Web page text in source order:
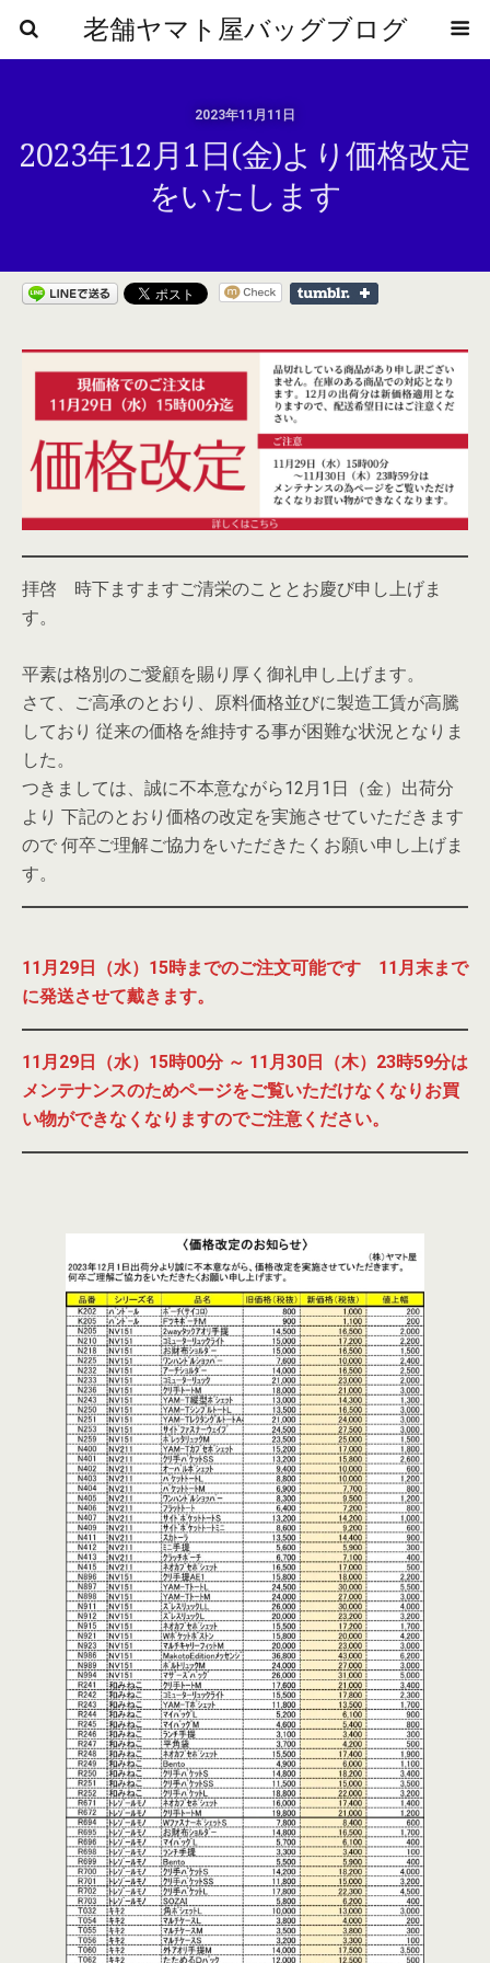
老舗ヤマト屋バッグブログ
2023年11月11日
2023年12月1日(金)より価格改定
をいたします
拝啓 時下ますますご清栄のこととお慶び申し上げま
す。
平素は格別のご愛顧を賜り厚く御礼申し上げます。
さて、ご高承のとおり、原料価格並びに製造工賃が高騰
しており 従来の価格を維持する事が困難な状況となりま
した。
つきましては、誠に不本意ながら12月1日（金）出荷分
より 下記のとおり価格の改定を実施させていただきます
ので 何卒ご理解ご協力をいただきたくお願い申し上げま
す。
11月29日（水）15時までのご注文可能です 11月末まで
に発送させて戴きます。
11月29日（水）15時00分 ～ 11月30日 （木） 23時59分は
メンテナンスのためページをご覧いただけなくなりお買
い物ができなくなりますのでご注意ください。